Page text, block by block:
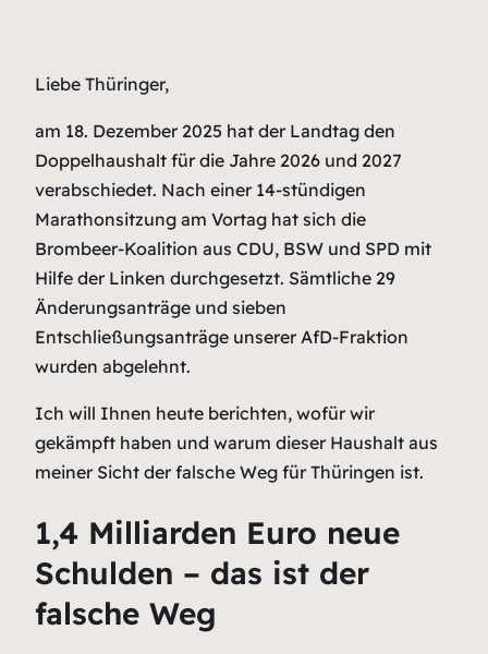
Liebe Thüringer,
am 18. Dezember 2025 hat der Landtag den
Doppelhaushalt für die Jahre 2026 und 2027
verabschiedet. Nach einer 14-stündigen
Marathonsitzung am Vortag hat sich die
Brombeer-Koalition aus CDU, BSW und SPD mit
Hilfe der Linken durchgesetzt. Sämtliche 29
Änderungsanträge und sieben
Entschließungsanträge unserer AfD-Fraktion
wurden abgelehnt.
Ich will Ihnen heute berichten, wofür wir
gekämpft haben und warum dieser Haushalt aus
meiner Sicht der falsche Weg für Thüringen ist.
1,4 Milliarden Euro neue
Schulden – das ist der
falsche Weg